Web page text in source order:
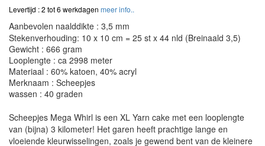
Levertijd : 2 tot 6 werkdagen meer info..
Aanbevolen naalddikte : 3,5 mm
Stekenverhouding: 10 x 10 cm = 25 st x 44 nld (Breinaald 3,5)
Gewicht : 666 gram
Looplengte : ca 2998 meter
Materiaal : 60% katoen, 40% acryl
Merknaam : Scheepjes
wassen : 40 graden
Scheepjes Mega Whirl is een XL Yarn cake met een looplengte
van (bijna) 3 kilometer! Het garen heeft prachtige lange en
vloeiende kleurwisselingen, zoals je gewend bent van de kleinere